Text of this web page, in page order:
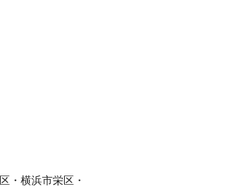
・横浜市栄区・